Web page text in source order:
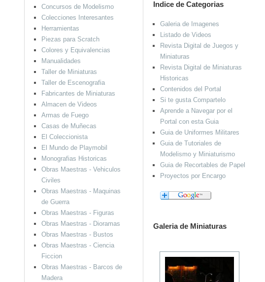
Indice de Categorias
Galeria de Imagenes
Listado de Videos
Revista Digital de Juegos y
Miniaturas
Revista Digital de Miniaturas
Historicas
Contenidos del Portal
Si te gusta Compartelo
Aprende a Navegar por el
Portal con esta Guia
Guia de Uniformes Militares
Guia de Tutoriales de
Modelismo y Miniaturismo
Guia de Recortables de Papel
Proyectos por Encargo
Galeria de Miniaturas
Concursos de Modelismo
Colecciones Interesantes
Herramientas
Piezas para Scratch
Colores y Equivalencias
Manualidades
Taller de Miniaturas
Taller de Escenografia
Fabricantes de Miniaturas
Almacen de Videos
Armas de Fuego
Casas de Muñecas
El Coleccionista
El Mundo de Playmobil
Monografias Historicas
Obras Maestras - Vehiculos
Civiles
Obras Maestras - Maquinas
de Guerra
Obras Maestras - Figuras
Obras Maestras - Dioramas
Obras Maestras - Bustos
Obras Maestras - Ciencia
Ficcion
Obras Maestras - Barcos de
Madera